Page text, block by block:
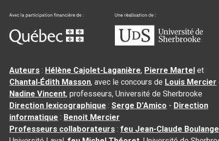
Auteurs : Hélène Cajolet-Laganière, Pierre Martel et
Chantal‑Édith Masson, avec le concours de Louis Mercier
Nadine Vincent, professeurs, Université de Sherbrooke
Direction lexicographique :Serge D’Amico - Direction
informatique : Benoit Mercier
Professeurs collaborateurs :feu Jean-Claude